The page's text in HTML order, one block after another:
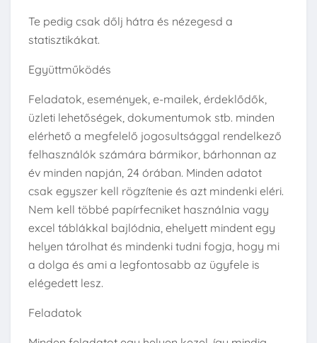
Te pedig csak dőlj hátra és nézegesd a
statisztikákat.
Együttműködés
Feladatok, események, e-mailek, érdeklődők,
üzleti lehetőségek, dokumentumok stb. minden
elérhető a megfelelő jogosultsággal rendelkező
felhasználók számára bármikor, bárhonnan az
év minden napján, 24 órában. Minden adatot
csak egyszer kell rögzítenie és azt mindenki eléri.
Nem kell többé papírfecniket használnia vagy
excel táblákkal bajlódnia, ehelyett mindent egy
helyen tárolhat és mindenki tudni fogja, hogy mi
a dolga és ami a legfontosabb az ügyfele is
elégedett lesz.
Feladatok